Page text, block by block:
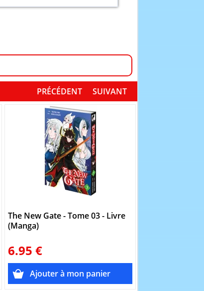
SUIVANT
PRÉCÉDENT
The New Gate - Tome 03 - Livre
(Manga)
6.95 €